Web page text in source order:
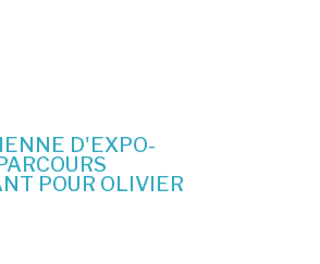
D'EXPO-
POUR OLIVIER